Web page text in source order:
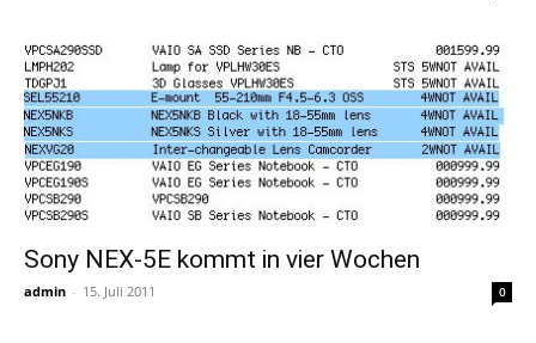
Sony NEX-5E kommt in vier Wochen
admin - 15. Juli 2011 0